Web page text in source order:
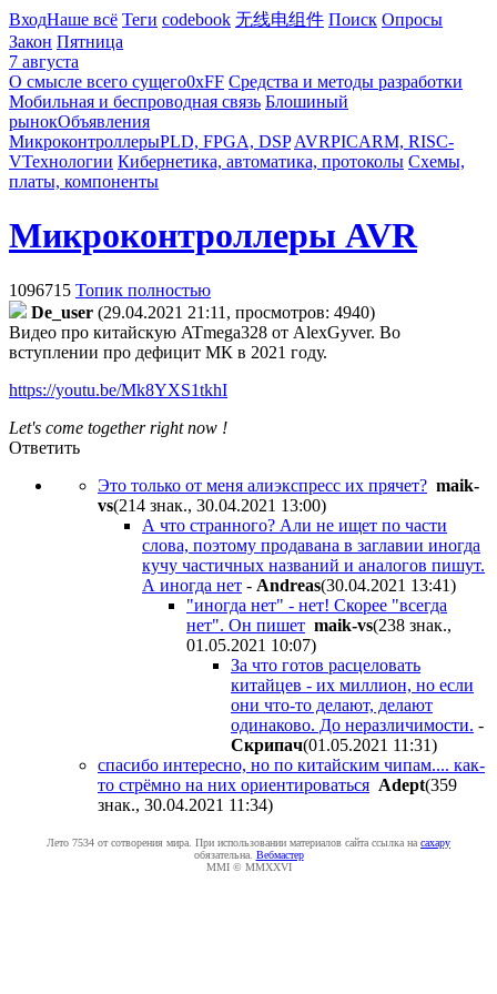
ВходНаше всё Теги codebook 无线电组件 Поиск Опросы
Закон Пятница
7 августа
О смысле всего сущего0xFF Средства и методы разработки
Мобильная и беспроводная связь Блошиный
рынокОбъявления
МикроконтроллерыPLD, FPGA, DSP AVRPICARM, RISC-
VТехнологии Кибернетика, автоматика, протоколы Схемы,
платы, компоненты
Микроконтроллеры AVR
1096715 Топик полностью
De_user (29.04.2021 21:11, просмотров: 4940)
Видео про китайскую ATmega328 от AlexGyver. Во
вступлении про дефицит МК в 2021 году.
https://youtu.be/Mk8YXS1tkhI
Let's come together right now !
Ответить
Это только от меня алиэкспресс их прячет? maik-
vs(214 знак., 30.04.2021 13:00)
А что странного? Али не ищет по части
слова, поэтому продавана в заглавии иногда
кучу частичных названий и аналогов пишут.
А иногда нет - Andreas(30.04.2021 13:41)
"иногда нет" - нет! Скорее "всегда
нет". Он пишет maik-vs(238 знак.,
01.05.2021 10:07)
За что готов расцеловать
китайцев - их миллион, но если
они что-то делают, делают
одинаково. До неразличимости. -
Cкpипaч(01.05.2021 11:31)
спасибо интересно, но по китайским чипам.... как-
то стрёмно на них ориентироваться Adept(359
знак., 30.04.2021 11:34)
Лето 7534 от сотворения мира. При использовании материалов сайта ссылка на caxapу
обязательна. Вебмастер
MMI © MMXXVI